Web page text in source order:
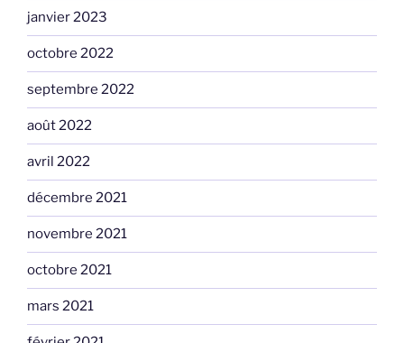
janvier 2023
octobre 2022
septembre 2022
août 2022
avril 2022
décembre 2021
novembre 2021
octobre 2021
mars 2021